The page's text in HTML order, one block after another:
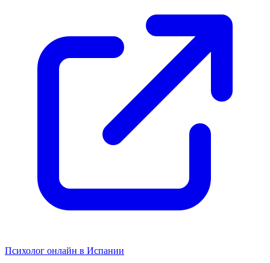
Психолог онлайн в Испании